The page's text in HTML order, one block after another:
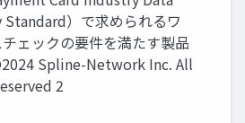
）で求められるワ
ェックの要件を満たす製品
Spline-Network Inc. All
2